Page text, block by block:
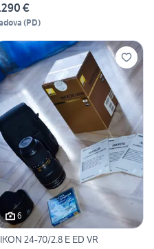
€
(PD)
6
24-70/2.8 E ED VR